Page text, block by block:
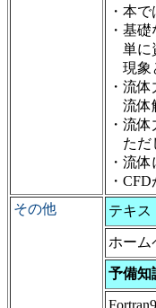
・本
・基
単に
現象
・流
流体
・流
ただ
・流
・
その他
テキス
ホー
予備知